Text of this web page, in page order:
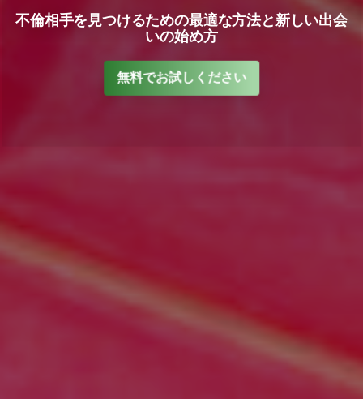
不倫相手を見つけるための最適な方法と新しい出会
いの始め方
無料でお試しください